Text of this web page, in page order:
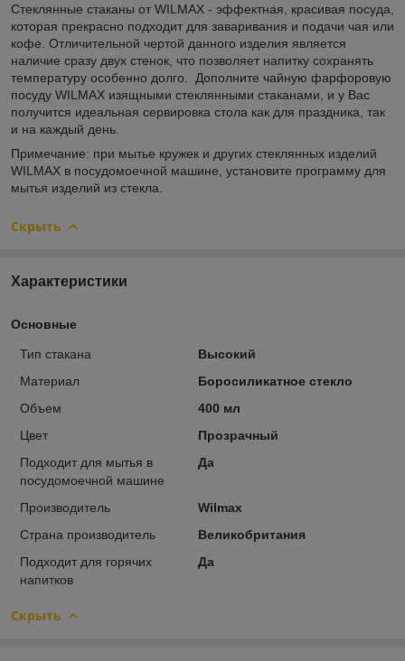
Стеклянные стаканы от WILMAX - эффектная, красивая посуда,
которая прекрасно подходит для заваривания и подачи чая или
кофе. Отличительной чертой данного изделия является
наличие сразу двух стенок, что позволяет напитку сохранять
температуру особенно долго. Дополните чайную фарфоровую
посуду WILMAX изящными стеклянными стаканами, и у Вас
получится идеальная сервировка стола как для праздника, так
и на каждый день.
Примечание: при мытье кружек и других стеклянных изделий
WILMAX в посудомоечной машине, установите программу для
мытья изделий из стекла.
Скрыть
Характеристики
Основные
Тип стакана
Высокий
Материал
Боросиликатное стекло
Объем
400 мл
Цвет
Прозрачный
Подходит для мытья в
посудомоечной машине
Да
Производитель
Wilmax
Страна производитель
Великобритания
Подходит для горячих
напитков
Да
Скрыть